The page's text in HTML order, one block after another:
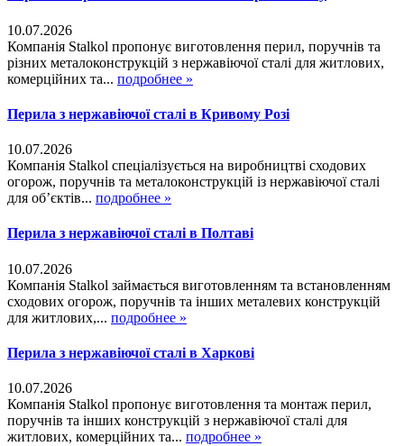
10.07.2026
Компанія Stalkol пропонує виготовлення перил, поручнів та
різних металоконструкцій з нержавіючої сталі для житлових,
комерційних та... подробнее »
Перила з нержавіючої сталі в Кривому Розі
10.07.2026
Компанія Stalkol спеціалізується на виробництві сходових
огорож, поручнів та металоконструкцій із нержавіючої сталі
для об’єктів... подробнее »
Перила з нержавіючої сталі в Полтаві
10.07.2026
Компанія Stalkol займається виготовленням та встановленням
сходових огорож, поручнів та інших металевих конструкцій
для житлових,... подробнее »
Перила з нержавіючої сталі в Харкові
10.07.2026
Компанія Stalkol пропонує виготовлення та монтаж перил,
поручнів та інших конструкцій з нержавіючої сталі для
житлових, комерційних та... подробнее »